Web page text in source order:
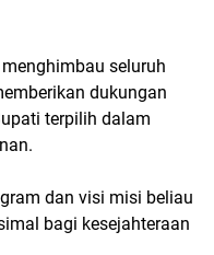
seluruh
dukungan
terpilih dalam
dan visi misi beliau
bagi kesejahteraan